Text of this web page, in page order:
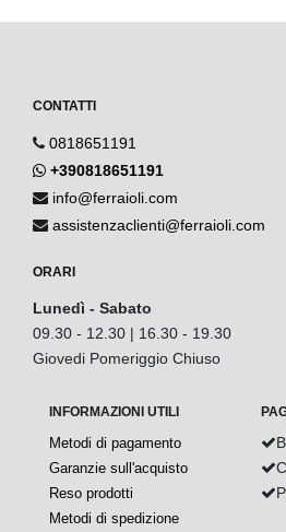
CONTATTI
0818651191
+390818651191
info@ferraioli.com
assistenzaclienti@ferraioli.com
ORARI
Lunedì - Sabato
09.30 - 12.30 | 16.30 - 19.30
Giovedi Pomeriggio Chiuso
INFORMAZIONI UTILI
Metodi di pagamento
Garanzie sull'acquisto
Reso prodotti
Metodi di spedizione